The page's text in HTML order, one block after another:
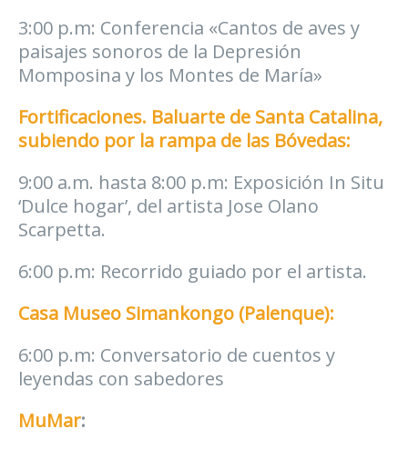
3:00 p.m: Conferencia «Cantos de aves y
paisajes sonoros de la Depresión
Momposina y los Montes de María»
Fortificaciones. Baluarte de Santa Catalina,
subiendo por la rampa de las Bóvedas:
9:00 a.m. hasta 8:00 p.m: Exposición In Situ
‘Dulce hogar’, del artista Jose Olano
Scarpetta.
6:00 p.m: Recorrido guiado por el artista.
Casa Museo Simankongo (Palenque):
6:00 p.m: Conversatorio de cuentos y
leyendas con sabedores
MuMar: